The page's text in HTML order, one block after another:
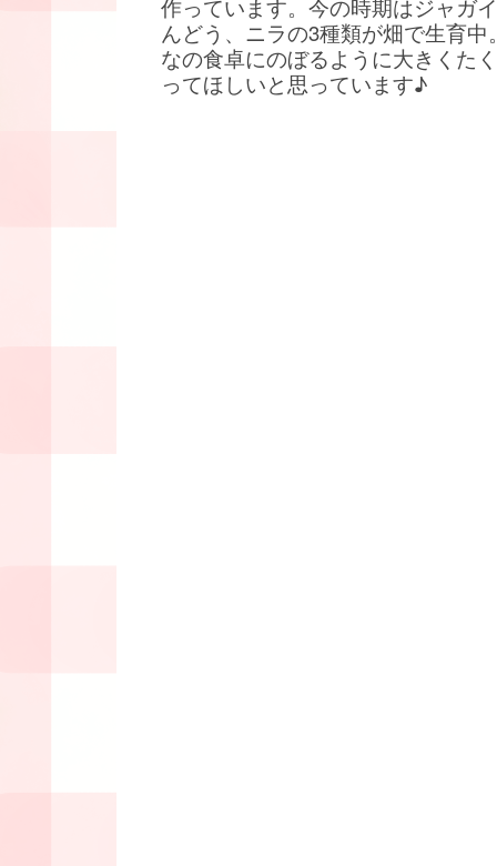
作っています。今の時期はジャガ
んどう、ニラの3種類が畑で生育中
なの食卓にのぼるように大きくた
ってほしいと思っています♪